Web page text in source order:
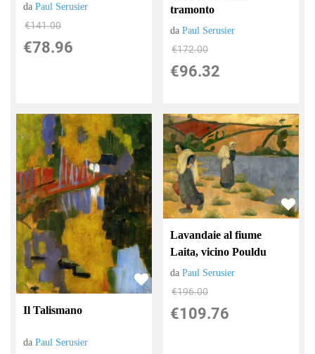
daPaul Serusier
€141.00
€78.96
tramonto
daPaul Serusier
€172.00
€96.32
Il Talismano
daPaul Serusier
Lavandaie al fiume
Laita, vicino Pouldu
daPaul Serusier
€196.00
€109.76